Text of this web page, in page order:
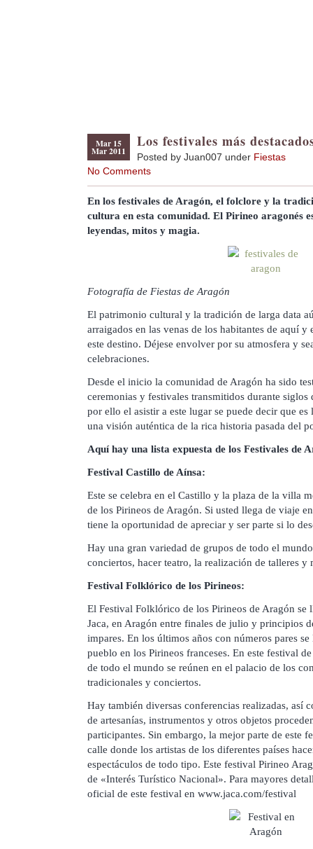
Mar 15
Mar 2011
Los festivales más
Posted by Juan007 under Fiestas
No Comments
En los festivales de Aragón, el folclore y la
cultura en esta comunidad. El Pirineo aragonés
leyendas, mitos y magia.
Fotografía de Fiestas de Aragón
El patrimonio cultural y la tradición de larga data
arraigados en las venas de los habitantes de aquí
este destino. Déjese envolver por su atmosfera y
celebraciones.
Desde el inicio la comunidad de Aragón ha sido
ceremonias y festivales transmitidos durante siglos
por ello el asistir a este lugar se puede decir que
una visión auténtica de la rica historia pasada del
Aquí hay una lista expuesta de los Festivales de
Festival Castillo de Aínsa:
Este se celebra en el Castillo y la plaza de la villa
de los Pirineos de Aragón. Si usted llega de viaje
tiene la oportunidad de apreciar y ser parte si lo
Hay una gran variedad de grupos de todo el
conciertos, hacer teatro, la realización de talleres y
Festival Folklórico de los Pirineos:
El Festival Folklórico de los Pirineos de Aragón se
Jaca, en Aragón entre finales de julio y principios
impares. En los últimos años con números pares
pueblo en los Pirineos franceses. En este festival
de todo el mundo se reúnen en el palacio de los
tradicionales y conciertos.
Hay también diversas conferencias realizadas, así
de artesanías, instrumentos y otros objetos
participantes. Sin embargo, la mejor parte de este
calle donde los artistas de los diferentes países
espectáculos de todo tipo. Este festival Pirineo
de «Interés Turístico Nacional». Para mayores
oficial de este festival en www.jaca.com/festival